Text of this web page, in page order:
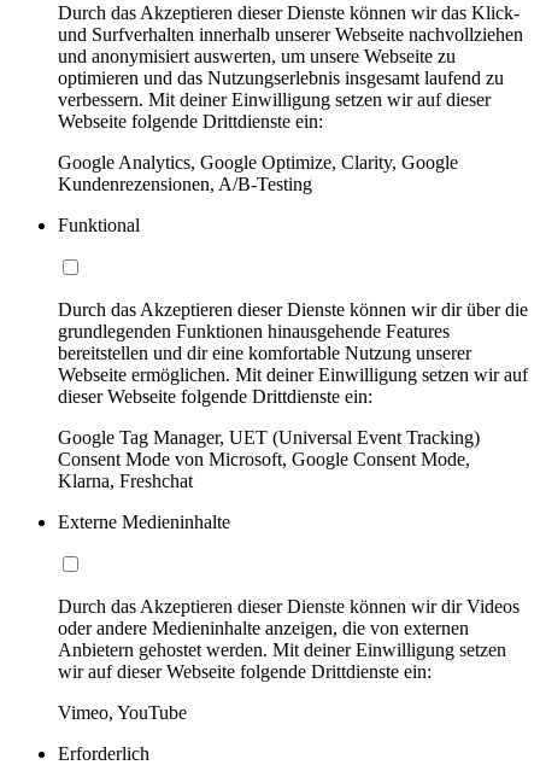
Durch das Akzeptieren dieser Dienste können wir das Klick-
und Surfverhalten innerhalb unserer Webseite nachvollziehen
und anonymisiert auswerten, um unsere Webseite zu
optimieren und das Nutzungserlebnis insgesamt laufend zu
verbessern. Mit deiner Einwilligung setzen wir auf dieser
Webseite folgende Drittdienste ein:
Google Analytics, Google Optimize, Clarity, Google
Kundenrezensionen, A/B-Testing
Funktional
Durch das Akzeptieren dieser Dienste können wir dir über die
grundlegenden Funktionen hinausgehende Features
bereitstellen und dir eine komfortable Nutzung unserer
Webseite ermöglichen. Mit deiner Einwilligung setzen wir auf
dieser Webseite folgende Drittdienste ein:
Google Tag Manager, UET (Universal Event Tracking)
Consent Mode von Microsoft, Google Consent Mode,
Klarna, Freshchat
Externe Medieninhalte
Durch das Akzeptieren dieser Dienste können wir dir Videos
oder andere Medieninhalte anzeigen, die von externen
Anbietern gehostet werden. Mit deiner Einwilligung setzen
wir auf dieser Webseite folgende Drittdienste ein:
Vimeo, YouTube
Erforderlich